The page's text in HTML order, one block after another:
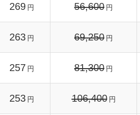
269 円 56,600 円
263 円 69,250 円
257 円 81,300 円
253 円 106,400 円